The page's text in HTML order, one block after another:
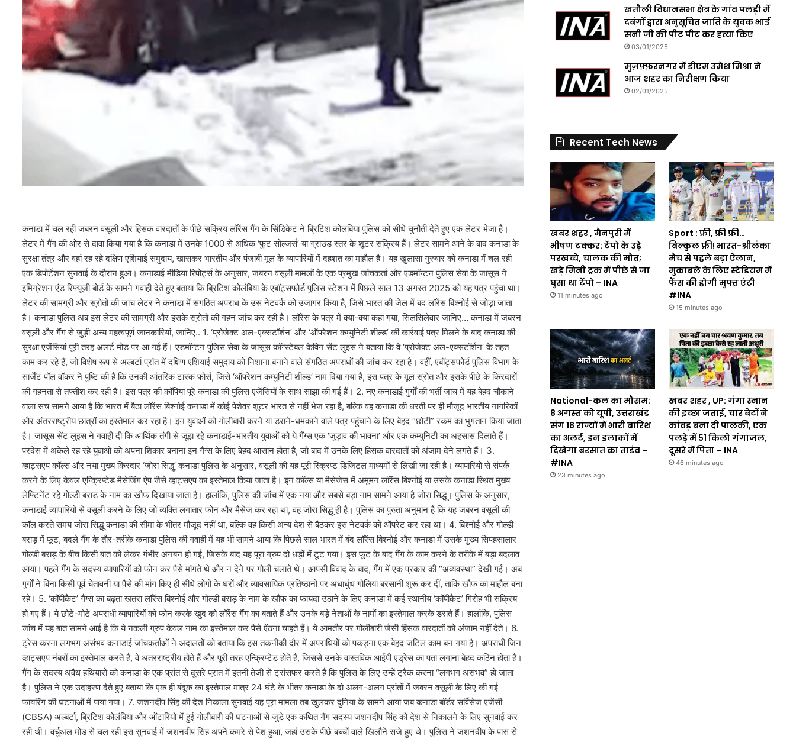
कनाडा में चल रही जबरन वसूली और हिंसक वारदातों के पीछे सक्रिय लॉरेंस गैंग के सिंडिकेट ने ब्रिटिश कोलंबिया पुलिस को सीधे चुनौती देते हुए एक लेटर भेजा है।
लेटर में गैंग की ओर से दावा किया गया है कि कनाडा में उनके 1000 से अधिक ‘फुट सोल्जर्स’ या ग्राउंड स्तर के शूटर सक्रिय हैं। लेटर सामने आने के बाद कनाडा के
सुरक्षा तंत्र और वहां रह रहे दक्षिण एशियाई समुदाय, खासकर भारतीय और पंजाबी मूल के व्यापारियों में दहशत का माहौल है। यह खुलासा गुरुवार को कनाडा में चल रही
एक डिपोर्टेशन सुनवाई के दौरान हुआ। कनाडाई मीडिया रिपोर्ट्स के अनुसार, जबरन वसूली मामलों के एक प्रमुख जांचकर्ता और एडमॉन्टन पुलिस सेवा के जासूस ने
इमिग्रेशन एंड रिफ्यूजी बोर्ड के सामने गवाही देते हुए बताया कि ब्रिटिश कोलंबिया के एबॉट्सफोर्ड पुलिस स्टेशन में पिछले साल 13 अगस्त 2025 को यह पत्र पहुंचा था।
लेटर की सामग्री और स्रोतों की जांच लेटर ने कनाडा में संगठित अपराध के उस नेटवर्क को उजागर किया है, जिसे भारत की जेल में बंद लॉरेंस बिश्नोई से जोड़ा जाता
है। कनाडा पुलिस अब इस लेटर की सामग्री और इसके स्रोतों की गहन जांच कर रही है। लॉरेंस के पत्र में क्या-क्या कहा गया, सिलसिलेवार जानिए… कनाडा में जबरन
वसूली और गैंग से जुड़ी अन्य महत्वपूर्ण जानकारियां, जानिए.. 1. ‘प्रोजेक्ट अल-एक्सटॉर्शन’ और ‘ऑपरेशन कम्युनिटी शील्ड’ की कार्रवाई पत्र मिलने के बाद कनाडा की
सुरक्षा एजेंसियां पूरी तरह अलर्ट मोड पर आ गई हैं। एडमॉन्टन पुलिस सेवा के जासूस कॉन्स्टेबल केविन सेंट लुइस ने बताया कि वे ‘प्रोजेक्ट अल-एक्सटॉर्शन’ के तहत
काम कर रहे हैं, जो विशेष रूप से अल्बर्टा प्रांत में दक्षिण एशियाई समुदाय को निशाना बनाने वाले संगठित अपराधों की जांच कर रहा है। वहीं, एबॉट्सफोर्ड पुलिस विभाग के
सार्जेंट पॉल वॉकर ने पुष्टि की है कि उनकी आंतरिक टास्क फोर्स, जिसे ‘ऑपरेशन कम्युनिटी शील्ड’ नाम दिया गया है, इस पत्र के मूल स्रोत और इसके पीछे के किरदारों
की गहनता से तफ्तीश कर रही है। इस पत्र की कॉपियां पूरे कनाडा की पुलिस एजेंसियों के साथ साझा की गई हैं। 2. नए कनाडाई गुर्गों की भर्ती जांच में यह बेहद चौंकाने
वाला सच सामने आया है कि भारत में बैठा लॉरेंस बिश्नोई कनाडा में कोई पेशेवर शूटर भारत से नहीं भेज रहा है, बल्कि वह कनाडा की धरती पर ही मौजूद भारतीय नागरिकों
और अंतरराष्ट्रीय छात्रों का इस्तेमाल कर रहा है। इन युवाओं को गोलीबारी करने या डराने-धमकाने वाले पत्र पहुंचाने के लिए बेहद “छोटी” रकम का भुगतान किया जाता
है। जासूस सेंट लुइस ने गवाही दी कि आर्थिक तंगी से जूझ रहे कनाडाई-भारतीय युवाओं को ये गैंग्स एक ‘जुड़ाव की भावना’ और एक कम्युनिटी का अहसास दिलाते हैं।
परदेस में अकेले रह रहे युवाओं को अपना शिकार बनाना इन गैंग्स के लिए बेहद आसान होता है, जो बाद में उनके लिए हिंसक वारदातों को अंजाम देने लगते हैं। 3.
व्हाट्सएप कॉल्स और नया मुख्य किरदार ‘जोरा सिद्धू’ कनाडा पुलिस के अनुसार, वसूली की यह पूरी स्क्रिप्ट डिजिटल माध्यमों से लिखी जा रही है। व्यापारियों से संपर्क
करने के लिए केवल एन्क्रिप्टेड मैसेजिंग ऐप जैसे व्हाट्सएप का इस्तेमाल किया जाता है। इन कॉल्स या मैसेजेस में अमूमन लॉरेंस बिश्नोई या उसके कनाडा स्थित मुख्य
लेफ्टिनेंट रहे गोल्डी बराड़ के नाम का खौफ दिखाया जाता है। हालांकि, पुलिस की जांच में एक नया और सबसे बड़ा नाम सामने आया है जोरा सिद्धू। पुलिस के अनुसार,
कनाडाई व्यापारियों से वसूली करने के लिए जो व्यक्ति लगातार फोन और मैसेज कर रहा था, वह जोरा सिद्धू ही है। पुलिस का पुख्ता अनुमान है कि यह जबरन वसूली की
कॉल करते समय जोरा सिद्धू कनाडा की सीमा के भीतर मौजूद नहीं था, बल्कि वह किसी अन्य देश से बैठकर इस नेटवर्क को ऑपरेट कर रहा था। 4. बिश्नोई और गोल्डी
बराड़ में फूट, बदले गैंग के तौर-तरीके कनाडा पुलिस की गवाही में यह भी सामने आया कि पिछले साल भारत में बंद लॉरेंस बिश्नोई और कनाडा में उसके मुख्य सिपहसालार
गोल्डी बराड़ के बीच किसी बात को लेकर गंभीर अनबन हो गई, जिसके बाद यह पूरा ग्रुप दो धड़ों में टूट गया। इस फूट के बाद गैंग के काम करने के तरीके में बड़ा बदलाव
आया। पहले गैंग के सदस्य व्यापारियों को फोन कर पैसे मांगते थे और न देने पर गोली चलाते थे। आपसी विवाद के बाद, गैंग में एक प्रकार की “अव्यवस्था” देखी गई। अब
गुर्गों ने बिना किसी पूर्व चेतावनी या पैसे की मांग किए ही सीधे लोगों के घरों और व्यावसायिक प्रतिष्ठानों पर अंधाधुंध गोलियां बरसानी शुरू कर दीं, ताकि खौफ का माहौल बना
रहे। 5. ‘कॉपीकैट’ गैंग्स का बढ़ता खतरा लॉरेंस बिश्नोई और गोल्डी बराड़ के नाम के खौफ का फायदा उठाने के लिए कनाडा में कई स्थानीय ‘कॉपीकैट’ गिरोह भी सक्रिय
हो गए हैं। ये छोटे-मोटे अपराधी व्यापारियों को फोन करके खुद को लॉरेंस गैंग का बताते हैं और उनके बड़े नेताओं के नामों का इस्तेमाल करके डराते हैं। हालांकि, पुलिस
जांच में यह बात सामने आई है कि ये नकली ग्रुप केवल नाम का इस्तेमाल कर पैसे ऐंठना चाहते हैं। ये आमतौर पर गोलीबारी जैसी हिंसक वारदातों को अंजाम नहीं देते। 6.
ट्रेस करना लगभग असंभव कनाडाई जांचकर्ताओं ने अदालतों को बताया कि इस तकनीकी दौर में अपराधियों को पकड़ना एक बेहद जटिल काम बन गया है। अपराधी जिन
व्हाट्सएप नंबरों का इस्तेमाल करते हैं, वे अंतरराष्ट्रीय होते हैं और पूरी तरह एन्क्रिप्टेड होते हैं, जिससे उनके वास्तविक आईपी एड्रेस का पता लगाना बेहद कठिन होता है।
गैंग के सदस्य अवैध हथियारों को कनाडा के एक प्रांत से दूसरे प्रांत में इतनी तेजी से ट्रांसफर करते हैं कि पुलिस के लिए उन्हें ट्रैक करना “लगभग असंभव” हो जाता
है। पुलिस ने एक उदाहरण देते हुए बताया कि एक ही बंदूक का इस्तेमाल मात्र 24 घंटे के भीतर कनाडा के दो अलग-अलग प्रांतों में जबरन वसूली के लिए की गई
फायरिंग की घटनाओं में पाया गया। 7. जशनदीप सिंह की देश निकाला सुनवाई यह पूरा मामला तब खुलकर दुनिया के सामने आया जब कनाडा बॉर्डर सर्विसेज एजेंसी
(CBSA) अल्बर्टा, ब्रिटिश कोलंबिया और ओंटारियो में हुई गोलीबारी की घटनाओं से जुड़े एक कथित गैंग सदस्य जशनदीप सिंह को देश से निकालने के लिए सुनवाई कर
रही थी। वर्चुअल मोड से चल रही इस सुनवाई में जशनदीप सिंह अपने कमरे से पेश हुआ, जहां उसके पीछे बच्चों वाले खिलौने सजे हुए थे। पुलिस ने जशनदीप के पास से
खतौली विधानसभा क्षेत्र के गांव पलड़ी में
दबंगों द्वारा अनुसूचित जाति के युवक भाई
सनी जी की पीट पीट कर हत्या किए
03/01/2025
मुज़फ़्फ़रनगर में डीएम उमेश मिश्रा ने
आज शहर का निरीक्षण किया
02/01/2025
Recent Tech News
खबर शहर , मैनपुरी में
भीषण टक्कर: टेंपो के उड़े
परखच्चे, चालक की मौत;
खड़े मिनी ट्रक में पीछे से जा
घुसा था टेंपो – INA
11 minutes ago
Sport : फ्री, फ्री फ्री…
बिल्कुल फ्री! भारत-श्रीलंका
मैच से पहले बड़ा ऐलान,
मुकाबले के लिए स्टेडियम में
फैंस की होगी मुफ्त एंट्री
#INA
15 minutes ago
National-कल का मौसम:
8 अगस्त को यूपी, उत्तराखंड
संग 18 राज्यों में भारी बारिश
का अलर्ट, इन इलाकों में
दिखेगा बरसात का ताडंव –
#INA
23 minutes ago
खबर शहर , UP: गंगा स्नान
की इच्छा जताई, चार बेटों ने
कांवड़ बना दी पालकी, एक
पलड़े में 51 किलो गंगाजल,
दूसरे में पिता – INA
46 minutes ago